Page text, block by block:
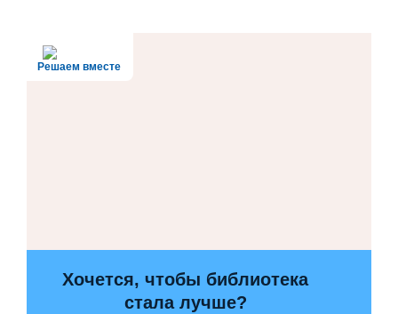
Решаем вместе
Хочется, чтобы библиотека
стала лучше?